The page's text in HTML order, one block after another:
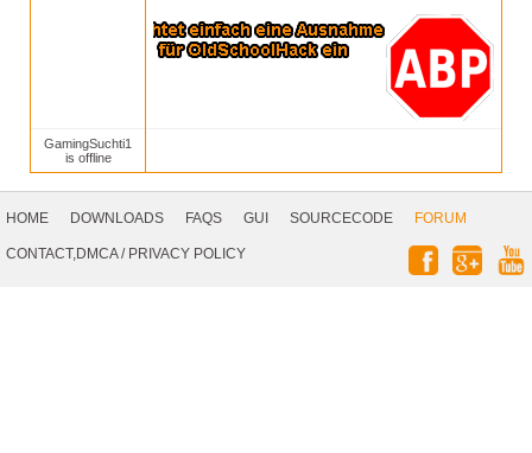
GamingSuchti1
is offline
Navigation
HOME DOWNLOADS FAQS GUI SOURCECODE
FORUM
CONTACT,DMCA/ PRIVACY POLICY